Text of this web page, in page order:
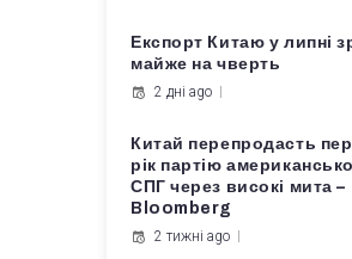
Експорт Китаю у липні
майже на чверть
2 дні ago
Китай перепродасть
рік партію
СПГ через високі мита –
Bloomberg
2 тижні ago